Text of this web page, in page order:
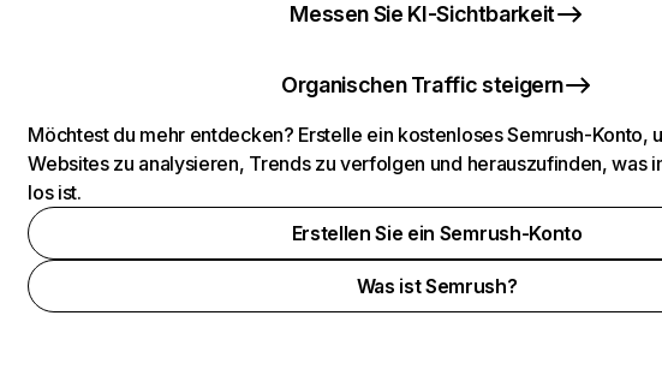
Messen Sie KI-Sichtbarkeit
Organischen Traffic steigern
Möchtest du mehr entdecken? Erstelle ein kostenloses Semrush-Konto,
Websites zu analysieren, Trends zu verfolgen und herauszufinden, was
los ist.
Erstellen Sie ein Semrush-Konto
Was ist Semrush?